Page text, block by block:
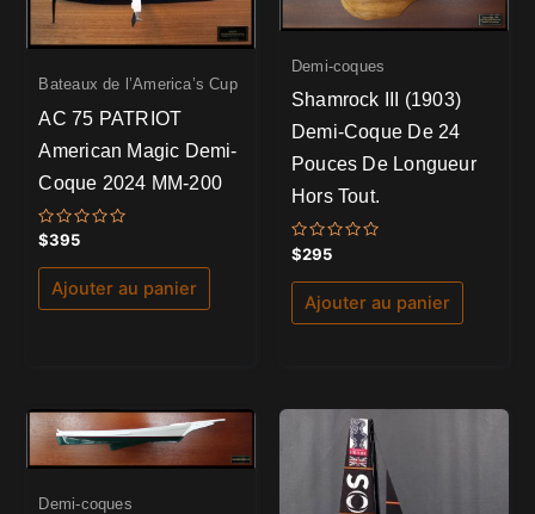
Bateaux de l’America’s Cup
AC 75 PATRIOT
American Magic Demi-
Coque 2024 MM-200
Note
0
sur
$395
Ajouter au panier
Demi-coques
Shamrock III (1903)
Demi-Coque De 24
Pouces De Longueur
Hors Tout.
Note
0
sur
$295
Ajouter au panier
Demi-coques